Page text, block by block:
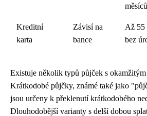
měsíců
Kreditní
karta
Závisí na
bance
Až 55
bez
Existuje několik typů půjček s
Krátkodobé půjčky, známé také jako
jsou určeny k překlenutí krátkodobého
Dlouhodobější varianty s delší dobou